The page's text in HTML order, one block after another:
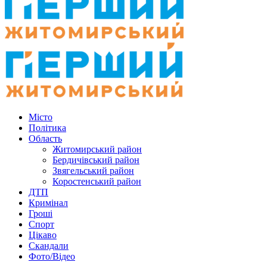
Місто
Політика
Область
Житомирський район
Бердичівський район
Звягельський район
Коростенський район
ДТП
Кримінал
Гроші
Спорт
Цікаво
Скандали
Фото/Відео